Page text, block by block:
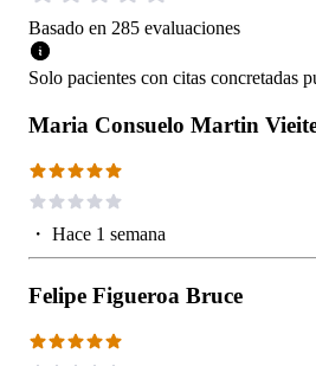
Basado en 285 evaluaciones
Solo pacientes con citas concretadas
Maria Consuelo Martin
・ Hace 1 semana
Felipe Figueroa Bruce